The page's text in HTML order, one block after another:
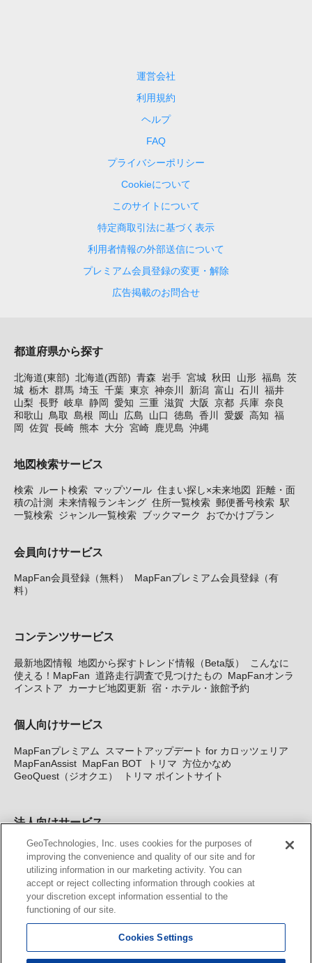
運営会社
利用規約
ヘルプ
FAQ
プライバシーポリシー
Cookieについて
このサイトについて
特定商取引法に基づく表示
利用者情報の外部送信について
プレミアム会員登録の変更・解除
広告掲載のお問合せ
都道府県から探す
北海道(東部) 北海道(西部) 青森 岩手 宮城 秋田 山形 福島 茨
城 栃木 群馬 埼玉 千葉 東京 神奈川 新潟 富山 石川
福井
山梨 長野 岐阜 静岡 愛知 三重 滋賀 大阪 京都 兵庫 奈良
和歌山
鳥取 島根 岡山 広島 山口 徳島 香川 愛媛 高知 福
岡 佐賀 長崎 熊本 大分 宮崎 鹿児島 沖縄
地図検索サービス
検索 ルート検索 マップツール 住まい探し×未来地図
距離・面
積の計測
未来情報ランキング 住所一覧検索 郵便番号検索 駅
一覧検索 ジャンル一覧検索 ブックマーク おでかけプラン
会員向けサービス
MapFan会員登録（無料）
MapFanプレミアム会員登録（有
料）
コンテンツサービス
最新地図情報 地図から探すトレンド情報（Beta版）
こんなに
使える！MapFan 道路走行調査で見つけたもの MapFanオンラ
インストア
カーナビ地図更新 宿・ホテル・旅館予約
個人向けサービス
MapFanプレミアム
スマートアップデート for カロッツェリア
MapFanAssist MapFan BOT トリマ 方位かなめ
GeoQuest（ジオクエ）
トリマ ポイントサイト
法人向けサービス
法人向け地図・位置情報サービス WEBサイト・システム向け地
図API Windows PC向け地図開発キット MapFan DB 住所確認
サービス
MAP WORLD+ トリマ広告 Geo-Research
カーナビ地図更新サービス
MapFan スマートメンバーズ
GeoTechnologies, Inc. uses cookies for the purposes of
improving the convenience and quality of our site and for
utilizing information in our marketing activity. You can
accept or reject collecting information through cookies at
your discretion except information essential to the
functioning of our site.
Cookies Settings